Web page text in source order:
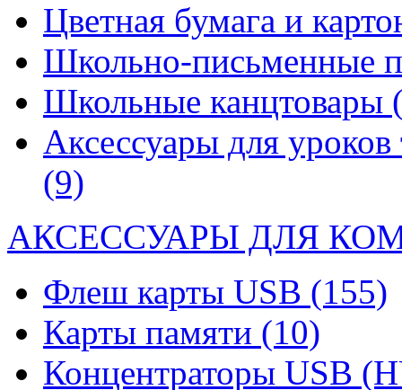
Цветная бумага и
Школьно-письменные
Школьные канцтовары
Аксессуары для уроков
(9)
АКСЕССУАРЫ ДЛЯ
Флеш карты USB (155)
Карты памяти (10)
Концентраторы USB